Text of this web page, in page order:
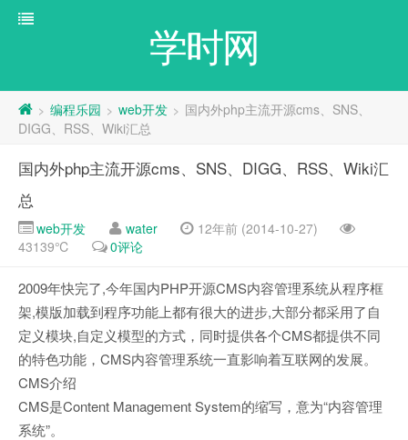
学时网
> 编程乐园 > web开发 > 国内外php主流开源cms、SNS、
DIGG、RSS、Wiki汇总
国内外php主流开源cms、SNS、DIGG、RSS、Wiki汇
总
web开发 water
12年前 (2014-10-27)
43139℃
0评论
2009年快完了,今年国内PHP开源CMS内容管理系统从程序框
架,模版加载到程序功能上都有很大的进步,大部分都采用了自
定义模块,自定义模型的方式，同时提供各个CMS都提供不同
的特色功能，CMS内容管理系统一直影响着互联网的发展。
CMS介绍
CMS是Content Management System的缩写，意为“内容管理
系统”。